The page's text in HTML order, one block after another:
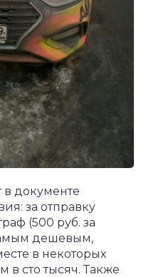
документе
за отправку
(500 руб. за
дешевым,
в некоторых
в сто тысяч. Также